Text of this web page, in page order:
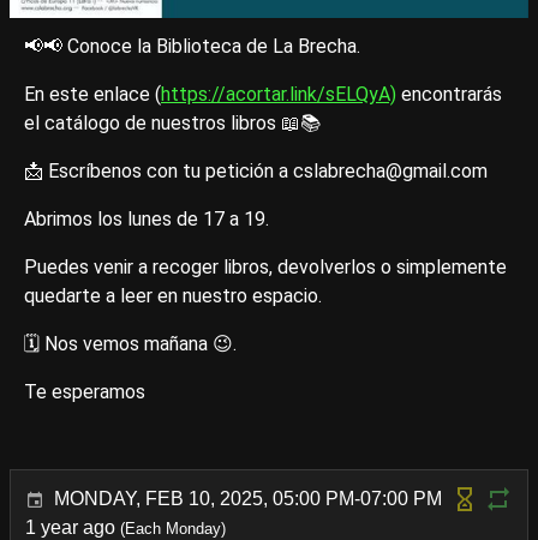
📢📢 Conoce la Biblioteca de La Brecha.
En este enlace (https://acortar.link/sELQyA) encontrarás
el catálogo de nuestros libros 📖📚
📩 Escríbenos con tu petición a cslabrecha@gmail.com
Abrimos los lunes de 17 a 19.
Puedes venir a recoger libros, devolverlos o simplemente
quedarte a leer en nuestro espacio.
🗓 Nos vemos mañana 😉.
Te esperamos
MONDAY, FEB 10, 2025, 05:00 PM-07:00 PM
1 year ago (Each Monday)